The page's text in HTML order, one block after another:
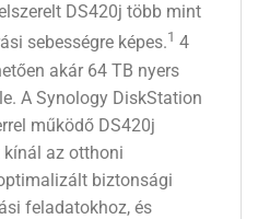
DS420j több mint
sebességre képes.1 4
akár 64 TB nyers
A Synology DiskStation
működő DS420j
az otthoni
biztonsági
feladatokhoz, és